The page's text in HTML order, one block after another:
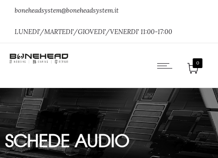
boneheadsystem@boneheadsystem.it
LUNEDI'/MARTEDI'/GIOVEDI'/VENERDI' 11:00-17:00
0
SCHEDE AUDIO